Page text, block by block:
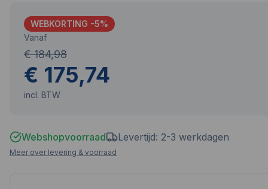
WEBKORTING -5%
Vanaf
€ 184,98
€ 175,74
incl. BTW
Webshopvoorraad Levertijd: 2-3 werkdagen
Meer over levering & voorraad